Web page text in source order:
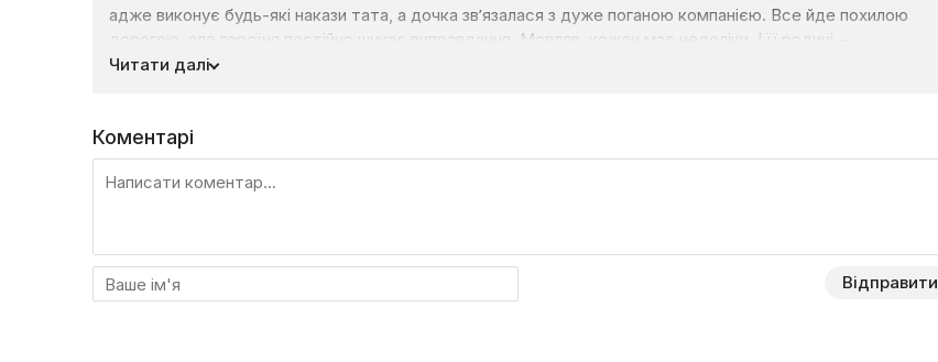
адже виконує будь-які накази тата, а дочка зв’язалася з дуже поганою компанією. Все йде похилою
дорогою, але героїня постійно шукає виправдання. Мовляв, кожен має недоліки. І її родичі —
не виняток.
Її Аліна завжди від усіх приховувала — не вписується в картинку світогляду. Так би й котилася доля
Тихонової в глухий кут, якби не остання крапля. Чоловік б'є свого сина, мало не вбиває дружину,
а дочка просто втікає з дому. Потрібно рятуватися.
Читати далі
Коментарі
Відправити